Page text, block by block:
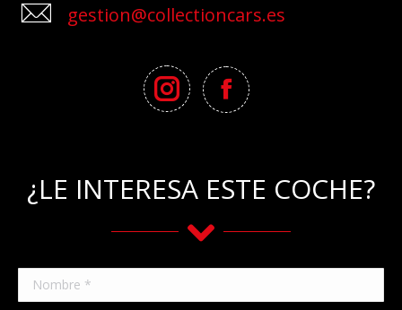
gestion@collectioncars.es
¿LE INTERESA ESTE COCHE?